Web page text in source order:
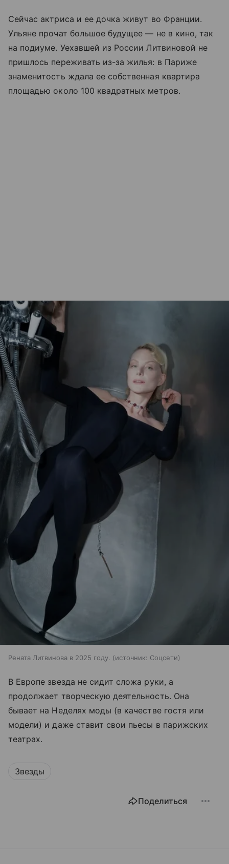
Сейчас актриса и ее дочка живут во Франции.
Ульяне прочат большое будущее — не в кино, так
на подиуме. Уехавшей из России Литвиновой не
пришлось переживать из-за жилья: в Париже
знаменитость ждала ее собственная квартира
площадью около 100 квадратных метров.
Рената Литвинова в 2025 году. источник: Соцсети
В Европе звезда не сидит сложа руки, а
продолжает творческую деятельность. Она
бывает на Неделях моды (в качестве гостя или
модели) и даже ставит свои пьесы в парижских
театрах.
Звезды
Поделиться